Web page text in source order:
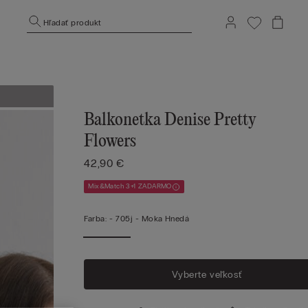
Hľadať produkt
Balkonetka Denise Pretty
Flowers
42,90 €
Mix&Match 3+1 ZADARMO
Farba: -705j - Moka Hnedá
Vyberte veľkosť